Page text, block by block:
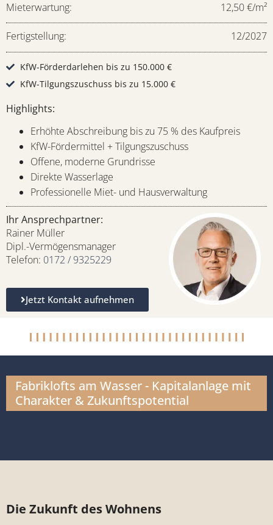
Mieterwartung: 12,50 €/m²
Fertigstellung: 12/2027
KfW-Förderdarlehen bis zu 150.000 €
KfW-Tilgungszuschuss bis zu 15.000 €
Highlights:
Erhöhte Abschreibung bis zu 75 % des Kaufpreis
KfW-Fördermittel + Tilgungszuschuss
Offene, moderne Grundrisse
Direkte Wasserlage
Professionelle Miet- und Hausverwaltung
Ihr Ansprechpartner:
Rainer Müller
Dipl.-Vermögensmanager
Telefon: 0172 / 9325229
Jetzt Kontakt aufnehmen
Fabriklofts am Wasser - Kapitalanlage mit
Charakter & Zukunftspotential
Die Zukunft des Wohnens